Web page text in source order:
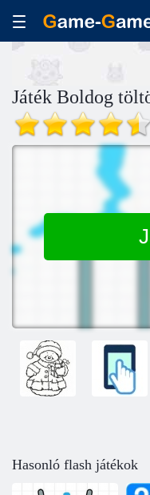
Játék Boldog
Hasonló flash játékok